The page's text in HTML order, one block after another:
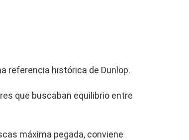
referencia histórica de Dunlop.
que buscaban equilibrio entre
máxima pegada, conviene